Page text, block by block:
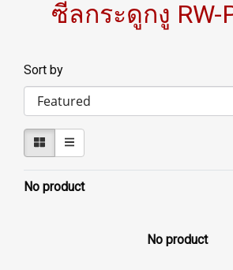
ซีลกระดูกงู RW-
Sort by
No product
No product